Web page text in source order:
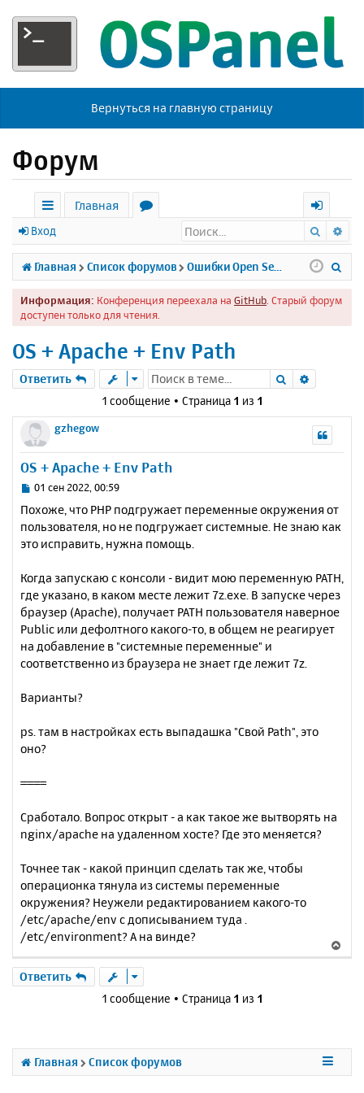
Вернуться на главную страницу
Форум
с
ы
л
к
Главная
р
у
м
х
о
д
Вход Поиск
Главная Список форумов
Информация: Конференция переехала на GitHub . Старый форум
доступен только для чтения.
OS + Apache + Env Path
Ответить Поиск
1 сообщение • Страница 1 из 1
gzhegow
OS + Apache + Env Path
С
о
б
щ
н
е
01 сен 2022, 00:59
Похоже, что PHP подгружает переменные окружения от
пользователя, но не подгружает системные. Не знаю как
это исправить, нужна помощь.
Когда запускаю с консоли - видит мою переменную PATH,
где указано, в каком месте лежит 7z.exe. В запуске через
браузер (Apache), получает PATH пользователя наверное
Public или дефолтного какого-то, в общем не реагирует
на добавление в "системные переменные" и
соответственно из браузера не знает где лежит 7z.
Варианты?
ps. там в настройках есть выпадашка "Свой Path", это
оно?
====
Сработало. Вопрос открыт - а как такое же вытворять на
nginx/apache на удаленном хосте? Где это меняется?
Точнее так - какой принцип сделать так же, чтобы
операционка тянула из системы переменные
окружения? Неужели редактированием какого-то
/etc/apache/env с дописыванием туда .
/etc/environment? А на винде?
е
с
Ответить
1 сообщение • Страница 1 из 1
Главная Список форумов